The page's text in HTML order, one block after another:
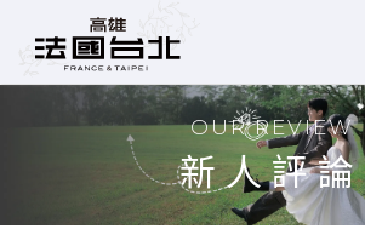
OUR REVIEW
新人評論